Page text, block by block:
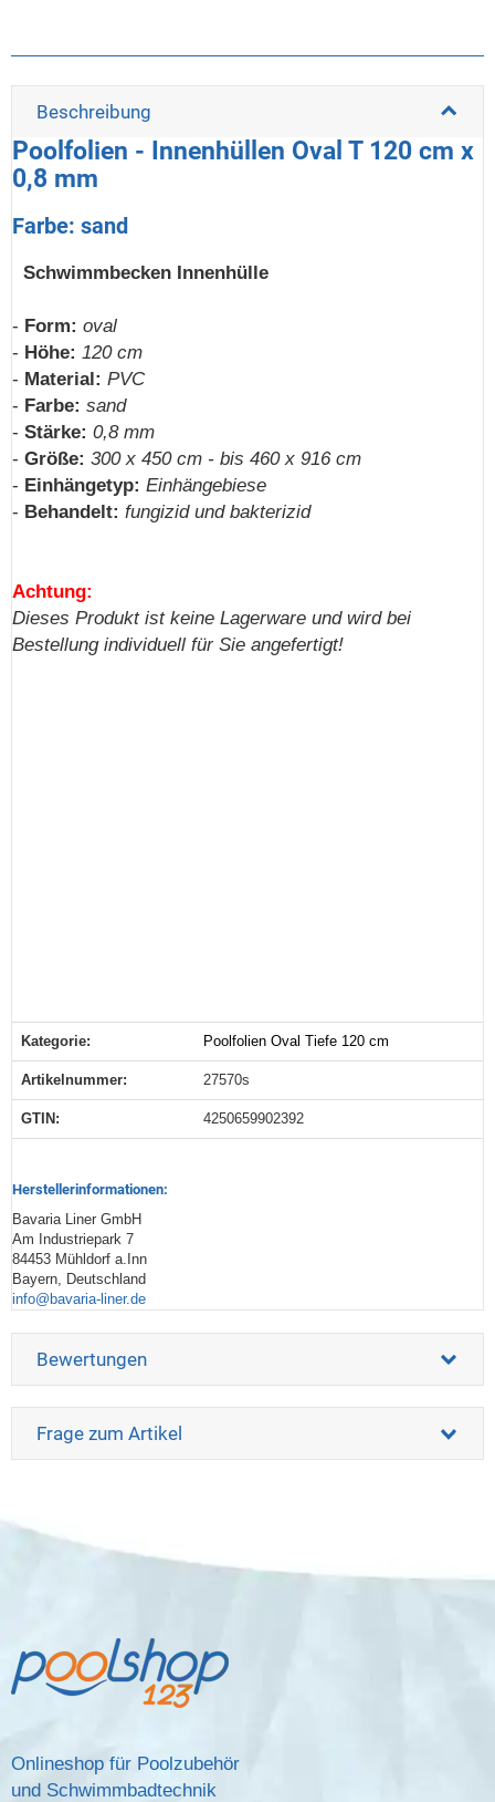
Beschreibung
Poolfolien - Innenhüllen Oval T 120 cm x
0,8 mm
Farbe: sand
Schwimmbecken Innenhülle
- Form: oval
- Höhe: 120 cm
- Material: PVC
- Farbe: sand
- Stärke: 0,8 mm
- Größe: 300 x 450 cm - bis 460 x 916 cm
- Einhängetyp: Einhängebiese
- Behandelt: fungizid und bakterizid
Achtung:
Dieses Produkt ist keine Lagerware und wird bei
Bestellung individuell für Sie angefertigt!
Produkteigenschaft
Wert
Kategorie: Poolfolien Oval Tiefe 120 cm
Artikelnummer: 27570s
GTIN: 4250659902392
Herstellerinformationen:
Bavaria Liner GmbH
Am Industriepark 7
84453 Mühldorf a.Inn
Bayern, Deutschland
info@bavaria-liner.de
Bewertungen
Frage zum Artikel
Onlineshop für Poolzubehör
und Schwimmbadtechnik